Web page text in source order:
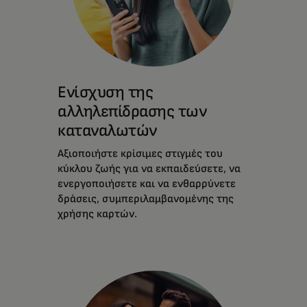
Ενίσχυση της
αλληλεπίδρασης των
καταναλωτών
Αξιοποιήστε κρίσιμες στιγμές του
κύκλου ζωής για να εκπαιδεύσετε, να
ενεργοποιήσετε και να ενθαρρύνετε
δράσεις, συμπεριλαμβανομένης της
χρήσης καρτών.